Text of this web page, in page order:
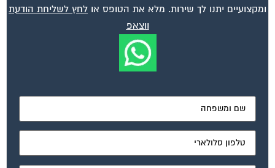
ומקצועיים יתנו לך שירות. מלא את הטופס או לחץ לשליחת הודעת
ווצאפ